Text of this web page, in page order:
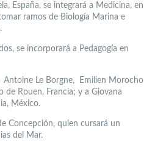
España, se integrará a Medicina, en
ramos de Biología Marina e
se incorporará a Pedagogía en
Antoine Le Borgne, Emilien Morocho
de Rouen, Francia; y a Giovana
México.
Concepción, quien cursará un
del Mar.